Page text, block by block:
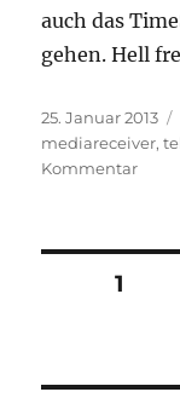
auch das
gehen. Hell
Veröffentlicht
am
25. Januar 2013
mediareceiver,
Kommentarzu
SEITE1